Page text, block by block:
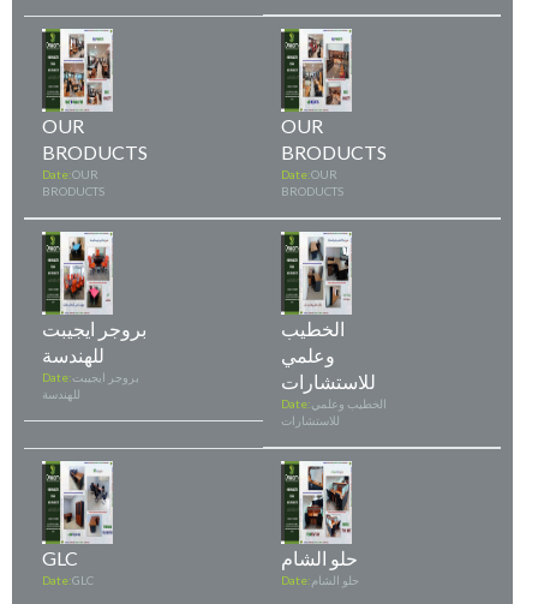
OUR
BRODUCTS
Date:OUR
BRODUCTS
OUR
BRODUCTS
Date:OUR
BRODUCTS
بروجر ايجيبت
للهندسة
Date:بروجر ايجيبت
للهندسة
الخطيب
وعلمي
للاستشارات
Date:الخطيب وعلمي
للاستشارات
GLC
Date:GLC
حلو الشام
Date: حلو الشام